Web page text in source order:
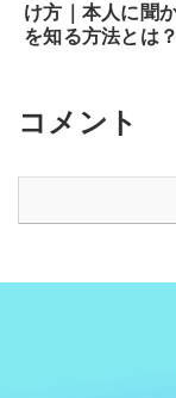
け方｜本人に聞
を知る方法とは？
コメント